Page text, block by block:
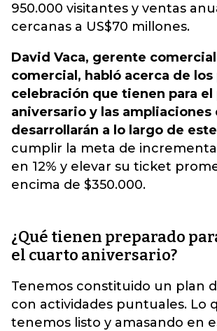
950.000 visitantes y ventas
cercanas a US$70 millones.
David Vaca, gerente
comercial, habló acerca de los
celebración que tienen para
aniversario y las ampliaciones
desarrollarán a lo largo de
cumplir la meta de
en 12% y elevar su ticket
encima de $350.000.
¿Qué tienen preparado
el cuarto aniversario?
Tenemos constituido un plan
con actividades puntuales. Lo
tenemos listo y amasando en